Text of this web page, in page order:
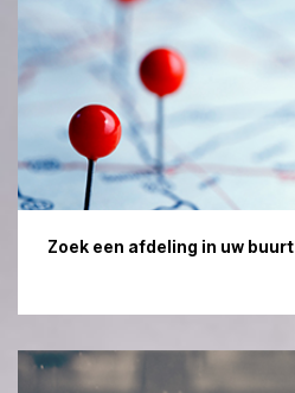
Zoek een afdeling in uw buurt